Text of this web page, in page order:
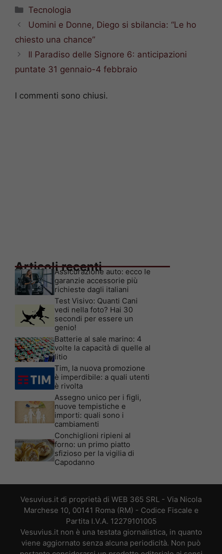
Categorie
Tecnologia
Uomini e Donne, Diego si sbilancia: “Le ho
chiesto una chance”
Il Paradiso delle Signore 6: anticipazioni
puntate 31 gennaio-4 febbraio
I commenti sono chiusi.
Articoli recenti
Assicurazione auto: ecco le
garanzie accessorie più
richieste dagli italiani
Test Visivo: Quanti Cani
vedi nella foto? Hai 30
secondi per essere un
genio!
Batterie al sale marino: 4
volte la capacità di quelle al
litio
Tim, la nuova promozione
è imperdibile: a quali utenti
è rivolta
Assegno unico per i figli,
nuove tempistiche e
importi: quali sono i
cambiamenti
Conchiglioni ripieni al
forno: un primo piatto
sfizioso per la vigilia di
Capodanno
Vesuvius.it di proprietà di WEB 365 SRL - Via Nicola
Marchese 10, 00141 Roma (RM) - Codice Fiscale e
Partita I.V.A. 12279101005
Vesuvius.it non è una testata giornalistica, in quanto
viene aggiornato senza alcuna periodicità. Non può